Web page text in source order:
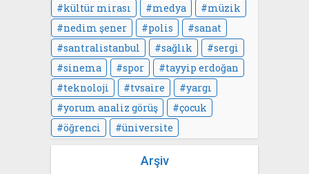
kültür mirası
medya
müzik
nedim şener
polis
sanat
santralistanbul
sağlık
sergi
sinema
spor
tayyip erdoğan
teknoloji
tvsaire
yargı
yorum analiz görüş
çocuk
öğrenci
üniversite
Arşiv